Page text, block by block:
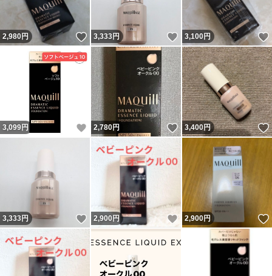
2,980円 いいね！
3,333円 いいね！
3,100円
3,099円 いいね！
2,780円 いいね！
3,400円
3,333円 いいね！
2,900 円 いいね！
2,900円